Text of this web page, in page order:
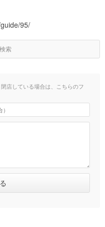
95/
索
店している場合は、こちらのフ